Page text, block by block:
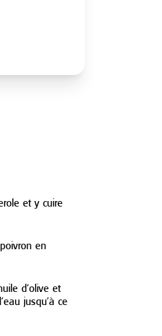
et y cuire
en
d’olive et
jusqu’à ce